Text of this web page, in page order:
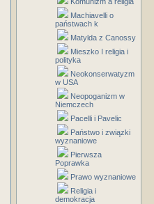
Machiavelli o
państwach k
Matylda z Canossy
Mieszko I religia i
polityka
Neokonserwatyzm
w USA
Neopoganizm w
Niemczech
Pacelli i Pavelic
Państwo i związki
wyznaniowe
Pierwsza
Poprawka
Prawo wyznaniowe
Religia i
demokracja